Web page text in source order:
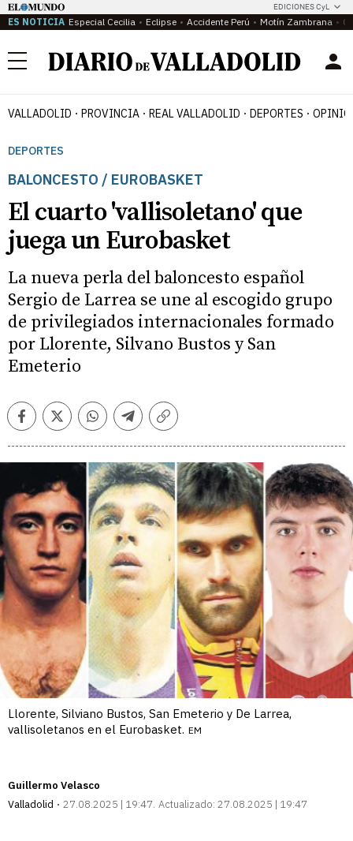
EDICIONES CyL
ES NOTICIA Especial Cecilia Eclipse Accidente Perú Motín Zambrana
Menú
VALLADOLID PROVINCIA REAL VALLADOLID DEPORTES
DEPORTES
BALONCESTO / EUROBASKET
El cuarto 'vallisoletano' que
juega un Eurobasket
La nueva perla del baloncesto español
Sergio de Larrea se une al escogido grupo
de privilegiados internacionales formado
por Llorente, Silvano Bustos y San
Emeterio
FacebookTwitterWhatsappTelegramCopiar
Llorente, Silviano Bustos, San Emeterio y De Larrea,
vallisoletanos en el Eurobasket. EM
Guillermo Velasco
Valladolid
27.08.2025 | 19:47 Actualizado: 27.08.2025 | 19:47